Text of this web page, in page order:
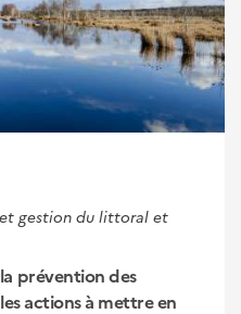
gestion du littoral et
prévention des
actions à mettre en